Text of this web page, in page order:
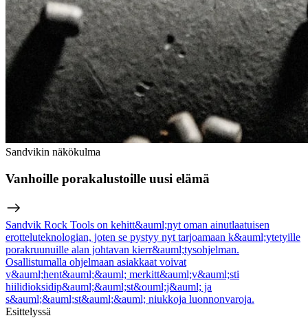
Sandvikin näkökulma
Vanhoille porakalustoille uusi elämä
Sandvik Rock Tools on kehitt&auml;nyt oman ainutlaatuisen
erotteluteknologian, joten se pystyy nyt tarjoamaan k&auml;ytetyille
porakruunuille alan johtavan kierr&auml;tysohjelman.
Osallistumalla ohjelmaan asiakkaat voivat
v&auml;hent&auml;&auml; merkitt&auml;v&auml;sti
hiilidioksidip&auml;&auml;st&ouml;j&auml; ja
s&auml;&auml;st&auml;&auml; niukkoja luonnonvaroja.
Esittelyssä